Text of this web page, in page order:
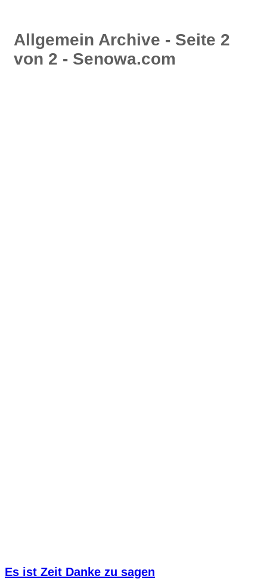
Allgemein Archive - Seite 2
von 2 - Senowa.com
Es ist Zeit Danke zu sagen